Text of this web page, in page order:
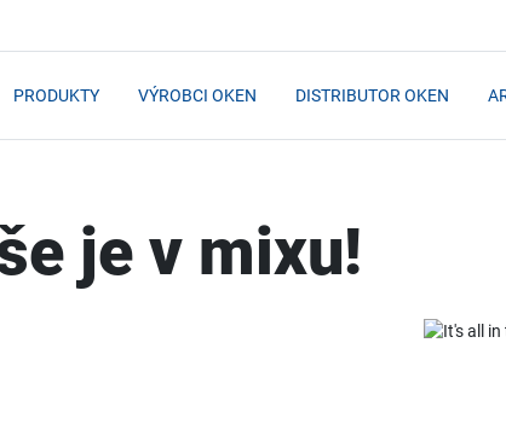
PRODUKTY VÝROBCI OKEN DISTRIBUTOR OKEN
je v mixu!